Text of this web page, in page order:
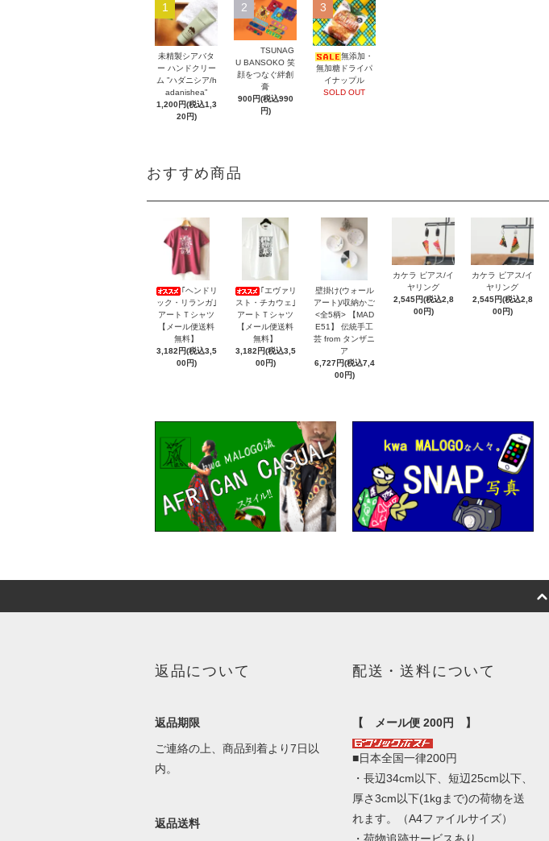
1
未精製シアバタ
ー ハンドクリー
ム ”ハダニシア/h
adanishea”
1,200円(税込1,3
20円)
2
TSUNAG
U BANSOKO 笑
顔をつなぐ絆創
膏
900円(税込990
円)
3
無添加・
無加糖ドライパ
イナップル
SOLD OUT
おすすめ商品
｢ヘンドリ
ック・リランガ｣
アートＴシャツ
【メール便送料
無料】
3,182円(税込3,5
00円)
｢エヴァリ
スト・チカウェ｣
アートＴシャツ
【メール便送料
無料】
3,182円(税込3,5
00円)
壁掛け(ウォール
アート)/収納かご
<全5柄> 【MAD
E51】 伝統手工
芸 from タンザニ
ア
6,727円(税込7,4
00円)
カケラ ピアス/イ
ヤリング
2,545円(税込2,8
00円)
カケラ ピアス/イ
ヤリング
2,545円(税込2,8
00円)
返品について
返品期限
ご連絡の上、商品到着より7日以
内。
返品送料
配送・送料について
【 メール便 200円 】
■日本全国一律200円
・長辺34cm以下、短辺25cm以下、
厚さ3cm以下(1kgまで)の荷物を送
れます。（A4ファイルサイズ）